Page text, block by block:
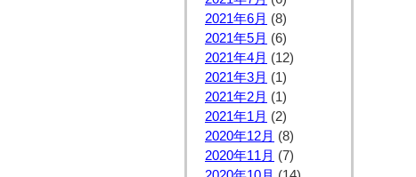
2021年6月 (8)
2021年5月 (6)
2021年4月 (12)
2021年3月 (1)
2021年2月 (1)
2021年1月 (2)
2020年12月 (8)
2020年11月 (7)